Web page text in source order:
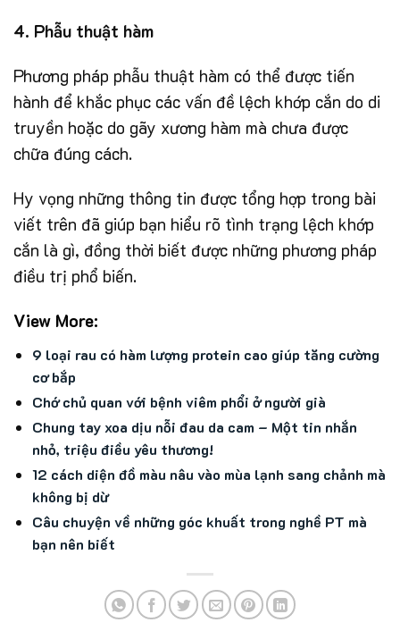
4. Phẫu thuật hàm
Phương pháp phẫu thuật hàm có thể được tiến
hành để khắc phục các vấn đề lệch khớp cắn do di
truyền hoặc do gãy xương hàm mà chưa được
chữa đúng cách.
Hy vọng những thông tin được tổng hợp trong bài
viết trên đã giúp bạn hiểu rõ tình trạng lệch khớp
cắn là gì, đồng thời biết được những phương pháp
điều trị phổ biến.
View More:
9 loại rau có hàm lượng protein cao giúp tăng cường
cơ bắp
Chớ chủ quan với bệnh viêm phổi ở người già
Chung tay xoa dịu nỗi đau da cam – Một tin nhắn
nhỏ, triệu điều yêu thương!
12 cách diện đồ màu nâu vào mùa lạnh sang chảnh mà
không bị dừ
Câu chuyện về những góc khuất trong nghề PT mà
bạn nên biết